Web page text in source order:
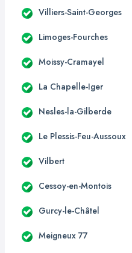
Villiers-Saint-Georges
Limoges-Fourches
Moissy-Cramayel
La Chapelle-Iger
Nesles-la-Gilberde
Le Plessis-Feu-Aussoux
Vilbert
Cessoy-en-Montois
Gurcy-le-Châtel
Meigneux 77